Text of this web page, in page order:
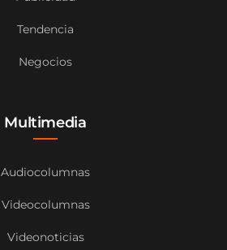
Tendencia
Negocios
Multimedia
Audiocolumnas
Videocolumnas
Videonoticias